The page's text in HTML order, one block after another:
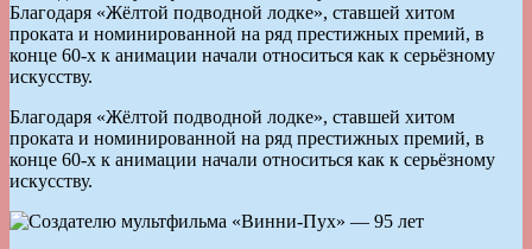
Благодаря «Жёлтой подводной лодке», ставшей хитом
проката и номинированной на ряд престижных премий, в
конце 60-х к анимации начали относиться как к серьёзному
искусству.
Благодаря «Жёлтой подводной лодке», ставшей хитом
проката и номинированной на ряд престижных премий, в
конце 60-х к анимации начали относиться как к серьёзному
искусству.